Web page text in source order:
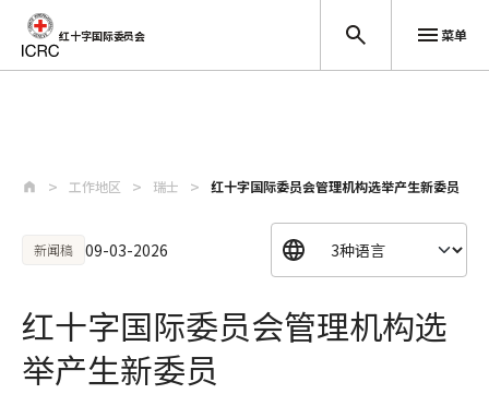
红十字国际委员会 菜单
工作地区 瑞士 红十字国际委员会管理机构选举产生新委员
新闻稿 09-03-2026
红十字国际委员会管理机构选
举产生新委员